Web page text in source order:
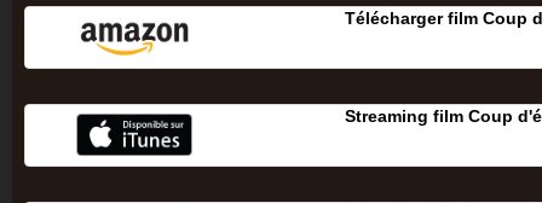
Télécharger film Coup
Streaming film Coup